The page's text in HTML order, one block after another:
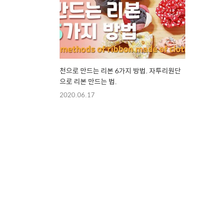
천으로 만드는 리본 6가지 방법. 자투리원단
으로 리본 만드는 법.
2020.06.17